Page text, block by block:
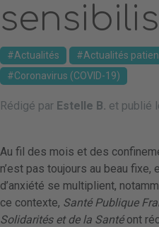
Actualités
Actualités
Coronavirus (COVID-19)
Rédigé par Estelle B. et publié
Au fil des mois et des
n’est pas toujours au beau
d’anxiété se multiplient,
ce contexte, Santé Publique
Solidarités et de la Santéont